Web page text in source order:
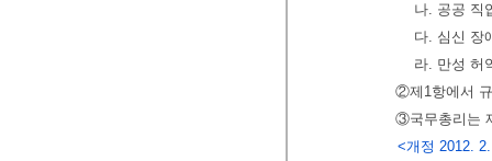
나. 공공 직
다. 심신 장
라. 만성 허
②제1항에서
③국무총리는
<개정 2012.